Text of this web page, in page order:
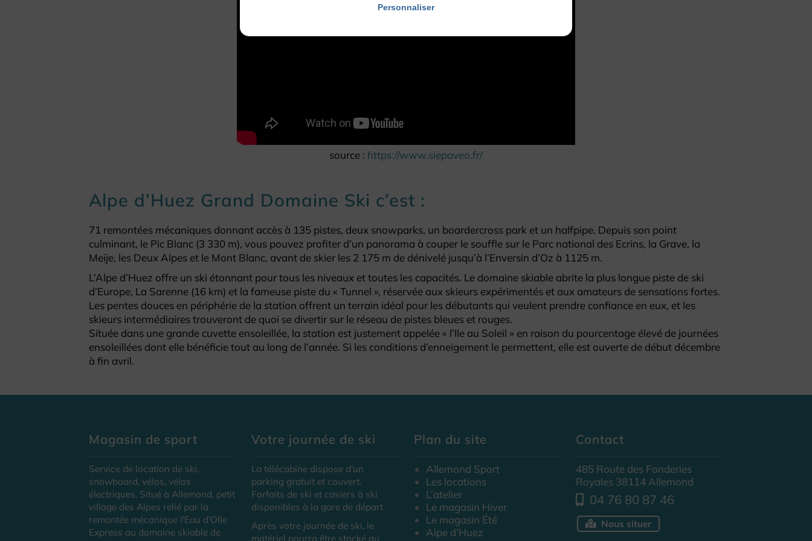
source : https://www.siepaveo.fr/
Alpe d’Huez Grand Domaine Ski c’est :
71 remontées mécaniques donnant accès à 135 pistes, deux snowparks, un boardercross park et un halfpipe. Depuis son point
culminant, le Pic Blanc (3 330 m), vous pouvez profiter d’un panorama à couper le souffle sur le Parc national des Ecrins, la Grave, la
Meije, les Deux Alpes et le Mont Blanc, avant de skier les 2 175 m de dénivelé jusqu’à l’Enversin d’Oz à 1125 m.
L’Alpe d’Huez offre un ski étonnant pour tous les niveaux et toutes les capacités. Le domaine skiable abrite la plus longue piste de ski
d’Europe, La Sarenne (16 km) et la fameuse piste du « Tunnel », réservée aux skieurs expérimentés et aux amateurs de sensations fortes.
Les pentes douces en périphérie de la station offrent un terrain idéal pour les débutants qui veulent prendre confiance en eux, et les
skieurs intermédiaires trouveront de quoi se divertir sur le réseau de pistes bleues et rouges.
Située dans une grande cuvette ensoleillée, la station est justement appelée « l’Ile au Soleil » en raison du pourcentage élevé de journées
ensoleillées dont elle bénéficie tout au long de l’année. Si les conditions d’enneigement le permettent, elle est ouverte de début décembre
à fin avril.
Magasin de sport
Service de location de ski,
snowboard, vélos, vélos
électriques. Situé à Allemond, petit
village des Alpes relié par la
remontée mécanique l'Eau d'Olle
Express au domaine skiable de
Votre journée de ski
La télécabine dispose d'un
parking gratuit et couvert.
Forfaits de ski et casiers à ski
disponibles à la gare de départ.
Après votre journée de ski, le
matériel pourra être stocké au
Plan du site
Allemond Sport
Les locations
L’atelier
Le magasin Hiver
Le magasin Été
Alpe d’Huez
Contact
485 Route des Fonderies
Royales 38114 Allemond
04 76 80 87 46
Nous situer
Personnaliser